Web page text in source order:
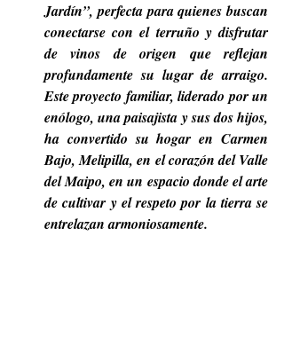
Jardín”, perfecta para quienes buscan
conectarse con el terruño y disfrutar
de vinos de origen que reflejan
profundamente su lugar de arraigo.
Este proyecto familiar, liderado por un
enólogo, una paisajista y sus dos hijos,
ha convertido su hogar en Carmen
Bajo, Melipilla, en el corazón del Valle
del Maipo, en un espacio donde el arte
de cultivar y el respeto por la tierra se
entrelazan armoniosamente.